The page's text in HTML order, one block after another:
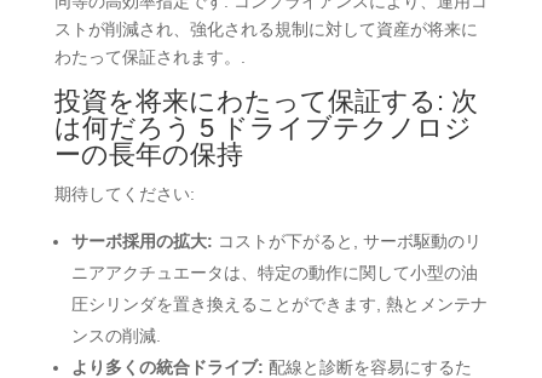
ストが削減され、強化される規制に対して資産が将来に
わたって保証されます。.
投資を将来にわたって保証する: 次
は何だろう 5 ドライブテクノロジ
ーの長年の保持
期待してください:
サーボ採用の拡大: コストが下がると, サーボ駆動のリ
ニアアクチュエータは、特定の動作に関して小型の油
圧シリンダを置き換えることができます, 熱とメンテナ
ンスの削減.
より多くの統合ドライブ: 配線と診断を容易にするた